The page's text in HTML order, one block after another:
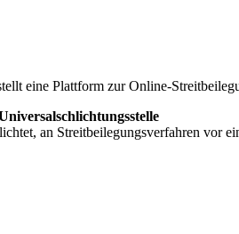
eine Plattform zur Online-
an Streitbeilegungsverfahren vor